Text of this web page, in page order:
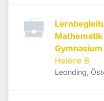
Gymnasium
Helene B
Leonding,